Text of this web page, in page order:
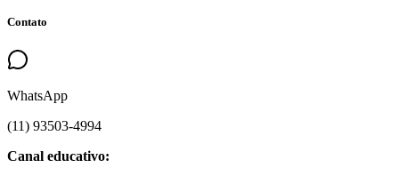
Contato
WhatsApp
(11) 93503-4994
Canal educativo: